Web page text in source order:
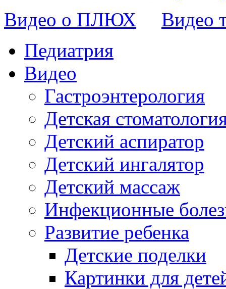
Видео о ПЛЮХ
Видео
Педиатрия
Видео
Гастроэнтерология
Детская
Детский аспиратор
Детский ингалятор
Детский массаж
Инфекционные
Развитие ребенка
Детские поделки
Картинки для